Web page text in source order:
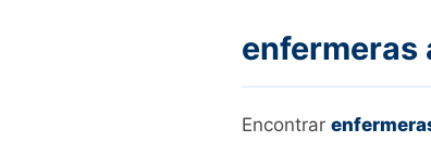
enfermeras
Encontrar